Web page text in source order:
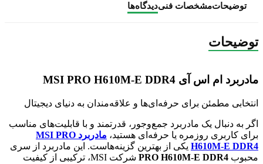
توضیحاتمشخصات فنیدیدگاه‌ها
توضیحات
مادربرد ام اس آی MSI PRO H610M-E DDR4
انتخابی مطمئن برای حرفه‌ای‌ها و علاقه‌مندان به دنیای دیجیتال
اگر به دنبال یک مادربرد جمع‌وجور، قدرتمند و با قابلیت‌های مناسب
برای کاربری روزمره یا حرفه‌ای هستید،
مادربرد MSI PRO
H610M-E DDR4 یکی از بهترین گزینه‌هاست. این مادربرد از سری
محبوب PRO H610M-E DDR4
شرکت MSI، ترکیبی از کیفیت